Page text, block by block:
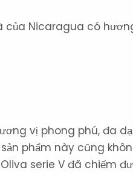
của Nicaragua có
vị phong phú, đa
phẩm này cũng
serie V đã chiếm